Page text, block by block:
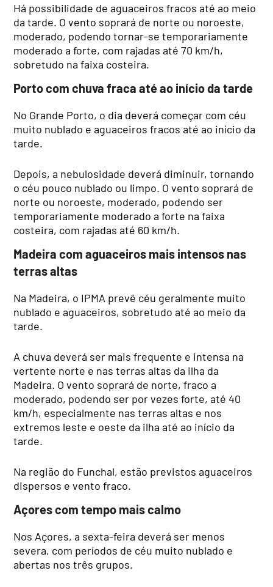
Há possibilidade de aguaceiros fracos até ao meio
da tarde. O vento soprará de norte ou noroeste,
moderado, podendo tornar-se temporariamente
moderado a forte, com rajadas até 70 km/h,
sobretudo na faixa costeira.
Porto com chuva fraca até ao início da tarde
No Grande Porto, o dia deverá começar com céu
muito nublado e aguaceiros fracos até ao início da
tarde.
Depois, a nebulosidade deverá diminuir, tornando
o céu pouco nublado ou limpo. O vento soprará de
norte ou noroeste, moderado, podendo ser
temporariamente moderado a forte na faixa
costeira, com rajadas até 60 km/h.
Madeira com aguaceiros mais intensos nas
terras altas
Na Madeira, o IPMA prevê céu geralmente muito
nublado e aguaceiros, sobretudo até ao meio da
tarde.
A chuva deverá ser mais frequente e intensa na
vertente norte e nas terras altas da ilha da
Madeira. O vento soprará de norte, fraco a
moderado, podendo ser por vezes forte, até 40
km/h, especialmente nas terras altas e nos
extremos leste e oeste da ilha até ao início da
tarde.
Na região do Funchal, estão previstos aguaceiros
dispersos e vento fraco.
Açores com tempo mais calmo
Nos Açores, a sexta-feira deverá ser menos
severa, com períodos de céu muito nublado e
abertas nos três grupos.